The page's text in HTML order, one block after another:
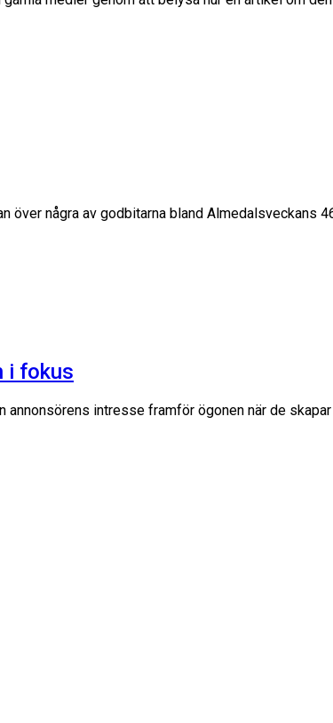
över några av godbitarna bland
i fokus
annonsörens intresse framför ögonen när de